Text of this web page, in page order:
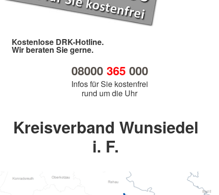
Kostenlose DRK-Hotline.
Wir beraten Sie gerne.
08000 365000
Infos für Sie kostenfrei
rund um die Uhr
Kreisverband Wunsiedel
i. F.